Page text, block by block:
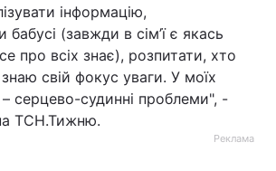
інформацію,
бабусі (завжди в сім’ї є якась
про всіх знає), розпитати, хто
свій фокус уваги. У моїх
– серцево-судинні проблеми", -
ТСН.Тижню.
Реклама